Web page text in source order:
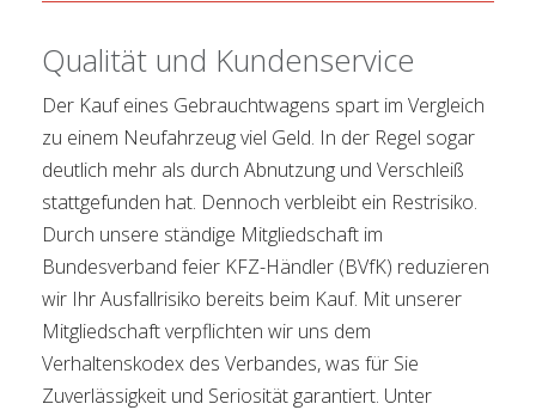
Qualität und Kundenservice
Der Kauf eines Gebrauchtwagens spart im Vergleich
zu einem Neufahrzeug viel Geld. In der Regel sogar
deutlich mehr als durch Abnutzung und Verschleiß
stattgefunden hat. Dennoch verbleibt ein Restrisiko.
Durch unsere ständige Mitgliedschaft im
Bundesverband feier KFZ-Händler (BVfK) reduzieren
wir Ihr Ausfallrisiko bereits beim Kauf. Mit unserer
Mitgliedschaft verpflichten wir uns dem
Verhaltenskodex des Verbandes, was für Sie
Zuverlässigkeit und Seriosität garantiert. Unter